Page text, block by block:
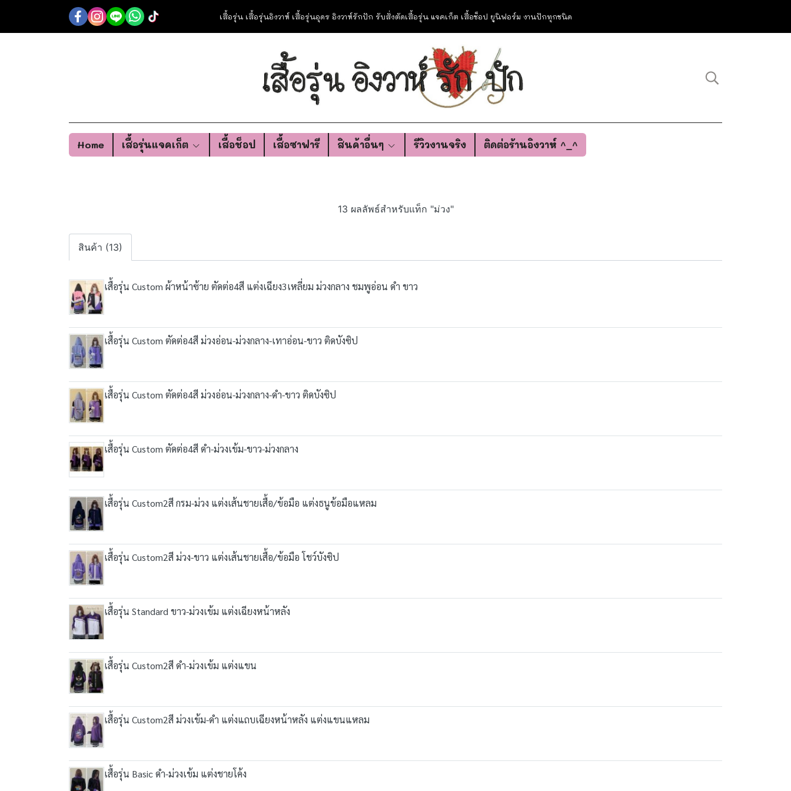
เสื้อรุ่น เสื้อรุ่นอิงวาห์ เสื้อรุ่นอุดร อิงวาห์รักปัก รับสั่งตัดเสื้อรุ่น แจคเก็ต เสื้อช็อป ยูนิฟอร์ม งานปักทุกชนิด
Home เสื้อรุ่นแจคเก็ต เสื้อช็อป เสื้อซาฟารี สินค้าอื่นๆ รีวิวงานจริง ติดต่อร้านอิงวาห์ ^_^
13 ผลลัพธ์สำหรับแท็ก "ม่วง"
สินค้า (13)
เสื้อรุ่น Custom ผ้าหน้าซ้าย ตัดต่อ4สี แต่งเฉียง3เหลี่ยม ม่วงกลาง ชมพูอ่อน ดำ ขาว
เสื้อรุ่น Custom ตัดต่อ4สี ม่วงอ่อน-ม่วงกลาง-เทาอ่อน-ขาว ติดบังซิป
เสื้อรุ่น Custom ตัดต่อ4สี ม่วงอ่อน-ม่วงกลาง-ดำ-ขาว ติดบังซิป
เสื้อรุ่น Custom ตัดต่อ4สี ดำ-ม่วงเข้ม-ขาว-ม่วงกลาง
เสื้อรุ่น Custom2สี กรม-ม่วง แต่งเส้นชายเสื้อ/ข้อมือ แต่งธนูข้อมือแหลม
เสื้อรุ่น Custom2สี ม่วง-ขาว แต่งเส้นชายเสื้อ/ข้อมือ โชว์บังซิป
เสื้อรุ่น Standard ขาว-ม่วงเข้ม แต่งเฉียงหน้าหลัง
เสื้อรุ่น Custom2สี ดำ-ม่วงเข้ม แต่งแขน
เสื้อรุ่น Custom2สี ม่วงเข้ม-ดำ แต่งแถบเฉียงหน้าหลัง แต่งแขนแหลม
เสื้อรุ่น Basic ดำ-ม่วงเข้ม แต่งชายโค้ง